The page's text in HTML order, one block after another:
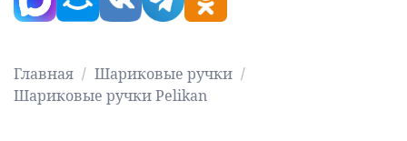
Главная
Шариковые ручки
Шариковые ручки Pelikan